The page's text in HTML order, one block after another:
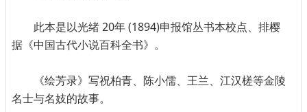
此本是以光绪 20年 (1894)申报馆丛书本校点、排樱
据《中国古代小说百科全书》。
《绘芳录》写祝柏青、陈小儒、王兰、江汉槎等金陵
名士与名妓的故事。